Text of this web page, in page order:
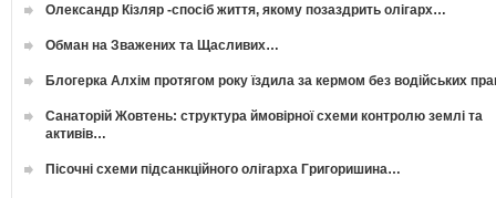
Олександр Кізляр -спосіб життя, якому позаздрить олігарх…
Обман на Зважених та Щасливих…
Блогерка Алхім протягом року їздила за кермом без водійських
Санаторій Жовтень: структура ймовірної схеми контролю землі та
активів…
Пісочні схеми підсанкційного олігарха Григоришина…